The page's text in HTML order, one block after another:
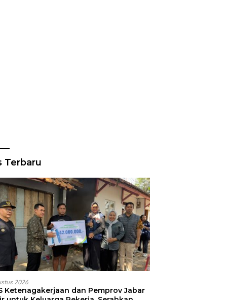
Terbaru
2026
Ketenagakerjaan dan Pemprov Jabar